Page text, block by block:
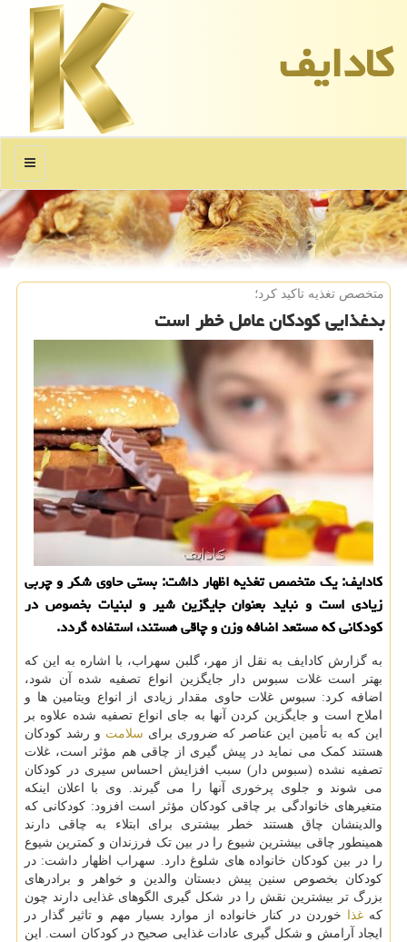
كادایف
منو
متخصص تغذیه تاكید كرد؛
بدغذایی کودکان عامل خطر است
کادایف: یک متخصص تغذیه اظهار داشت: بستی حاوی شکر و چربی
زیادی است و نباید بعنوان جایگزین شیر و لبنیات بخصوص در
کودکانی که مستعد اضافه وزن و چاقی هستند، استفاده گردد.
به گزارش کادایف به نقل از مهر، گلبن سهراب، با اشاره به این که
بهتر است غلات سبوس دار جایگزین انواع تصفیه شده آن شود،
اضافه کرد: سبوس غلات حاوی مقدار زیادی از انواع ویتامین ها و
املاح است و جایگزین کردن آنها به جای انواع تصفیه شده علاوه بر
این که به تأمین این عناصر که ضروری برای سلامت و رشد کودکان
هستند کمک می نماید در پیش گیری از چاقی هم مؤثر است، غلات
تصفیه نشده (سبوس دار) سبب افزایش احساس سیری در کودکان
می شوند و جلوی پرخوری آنها را می گیرند. وی با اعلان اینکه
متغیرهای خانوادگی بر چاقی کودکان مؤثر است افزود: کودکانی که
والدینشان چاق هستند خطر بیشتری برای ابتلاء به چاقی دارند
همینطور چاقی بیشترین شیوع را در بین تک فرزندان و کمترین شیوع
را در بین کودکان خانواده های شلوغ دارد. سهراب اظهار داشت: در
کودکان بخصوص سنین پیش دبستان والدین و خواهر و برادرهای
بزرگ تر بیشترین نقش را در شکل گیری الگوهای غذایی دارند چون
کهغذا
خوردن در کنار خانواده از موارد بسیار مهم و تاثیر گذار در
ایجاد آرامش و شکل گیری عادات غذایی صحیح در کودکان است. این